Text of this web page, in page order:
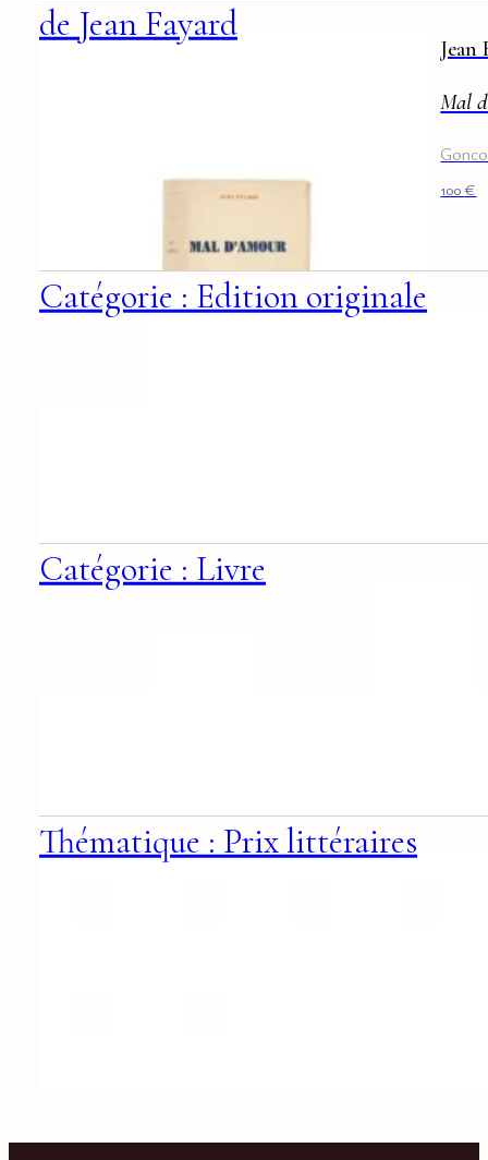
de Jean Fayard
Jean
Mal
100€
Catégorie : Edition originale
Catégorie : Livre
Thématique : Prix littéraires